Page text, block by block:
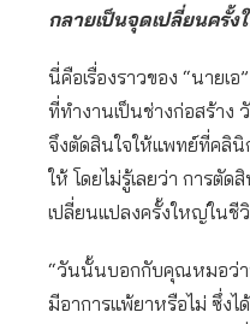
กลายเป็นจุดเปลี่ยนครั้ง
นี่คือเรื่องราวของ “นาย
ที่ทำงานเป็นช่างก่อสร้าง
จึงตัดสินใจให้แพทย์ที่คลิ
ให้ โดยไม่รู้เลยว่า การตั
เปลี่ยนแปลงครั้งใหญ่ในชี
“วันนั้นบอกกับคุณหมอว่า
มีอาการแพ้ยาหรือไม่ ซึ่ง